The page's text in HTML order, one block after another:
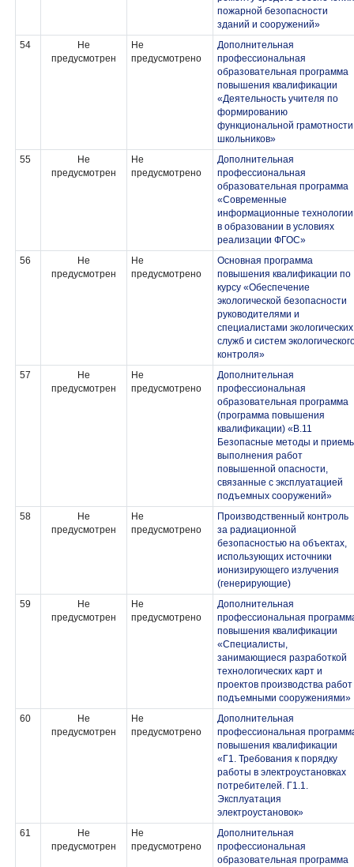
пожарной безопасности
зданий и сооружений»
54
Не
предусмотрен
Не
предусмотрено
Дополнительная
профессиональная
образовательная программа
повышения квалификации
«Деятельность учителя по
формированию
функциональной грамотности
школьников»
55
Не
предусмотрен
Не
предусмотрено
Дополнительная
профессиональная
образовательная программа
«Современные
информационные технологии
в образовании в условиях
реализации ФГОС»
56
Не
предусмотрен
Не
предусмотрено
Основная программа
повышения квалификации по
курсу «Обеспечение
экологической безопасности
руководителями и
специалистами экологических
служб и систем
контроля»
57
Не
предусмотрен
Не
предусмотрено
Дополнительная
профессиональная
образовательная программа
(программа повышения
квалификации) «В.11
Безопасные методы и
выполнения работ
повышенной опасности,
связанные с эксплуатацией
подъемных сооружений»
58
Не
предусмотрен
Не
предусмотрено
Производственный контроль
за радиационной
безопасностью на объектах,
использующих источники
ионизирующего излучения
(генерирующие)
59
Не
предусмотрен
Не
предусмотрено
Дополнительная
профессиональная
повышения квалификации
«Специалисты,
занимающиеся разработкой
технологических карт и
проектов производства работ
подъемными сооружениями»
60
Не
предусмотрен
Не
предусмотрено
Дополнительная
профессиональная
повышения квалификации
«Г1. Требования к порядку
работы в электроустановках
потребителей. Г1.1.
Эксплуатация
электроустановок»
61
Не
предусмотрен
Не
предусмотрено
Дополнительная
профессиональная
образовательная программа